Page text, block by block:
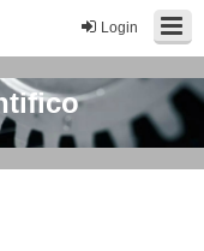
Login